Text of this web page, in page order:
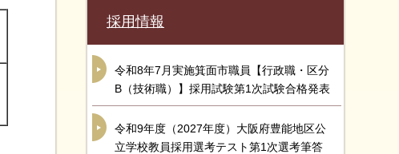
採用情報
令和8年7月実施箕面市職員【行政職・区分
B（技術職）】採用試験第1次試験合格発表
令和9年度（2027年度）大阪府豊能地区公
立学校教員採用選考テスト第1次選考筆答